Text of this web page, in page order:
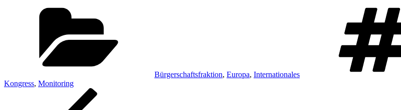
Bürgerschaftsfraktion, Europa, Internationales
Kongress, Monitoring
Beitragsnavigation